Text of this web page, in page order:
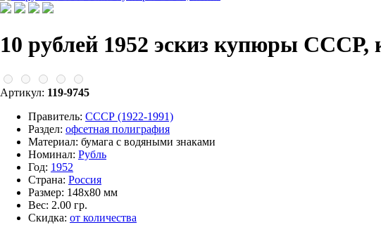
10 рублей 1952 эскиз купюры СССР,
Артикул: 119-9745
Правитель: СССР (1922-1991)
Раздел: офсетная полиграфия
Материал: бумага с водяными знаками
Номинал: Рубль
Год: 1952
Страна: Россия
Размер: 148х80 мм
Вес: 2.00 гр.
Скидка: от количества